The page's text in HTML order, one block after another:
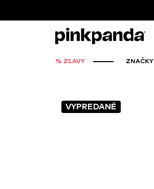
% ZĽAVY ZNAČKY
VYPREDANÉ